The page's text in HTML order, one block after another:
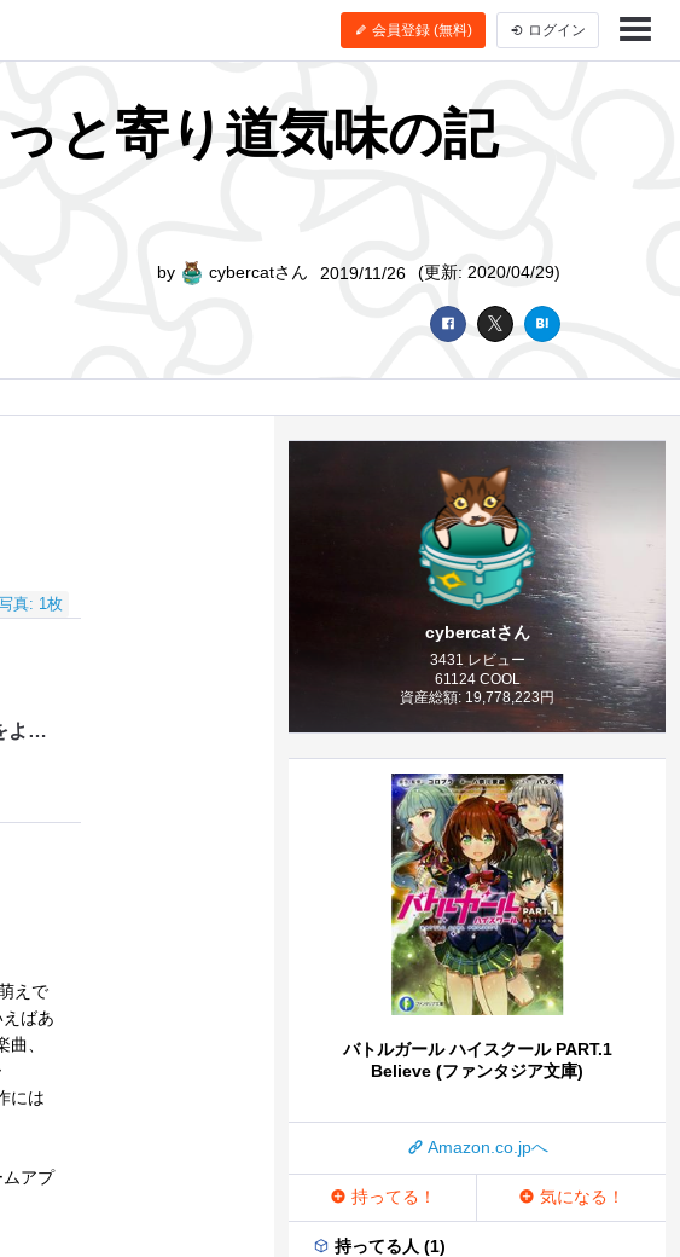
会員登録 (無料) ログイン
と寄り道気味の記
by cybercatさん 2019/11/26 (更新: 2020/04/29)
真: 1枚
・登場人物のイントロデュースと言うわき道と、「サドネの追加」というメイン線をよく両立させている
えで
ばあ
、
には
ムアプ
cybercatさん
3431 レビュー
61124 COOL
資産総額: 19,778,223円
バトルガール ハイスクール PART.1
Believe (ファンタジア文庫)
Amazon.co.jpへ
持ってる！ 気になる！
持ってる人 (1)